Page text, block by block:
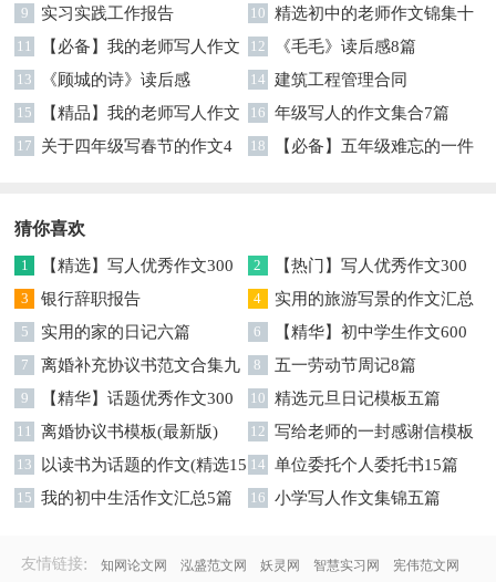
9 实习实践工作报告 10 精选初中的老师作文锦集十
篇
11
【必备】我的老师写人作文
集合八篇
12 《毛毛》读后感8篇
13 《顾城的诗》读后感 14 建筑工程管理合同
15
【精品】我的老师写人作文
集合5篇
16 年级写人的作文集合7篇
17
关于四年级写春节的作文4
18
【必备】五年级难忘的一件
猜你喜欢
1
【精选】写人优秀作文300
字集锦八篇
2
【热门】写人优秀作文300
字汇总8篇
3 银行辞职报告 4
实用的旅游写景的作文汇总
九篇
5 实用的家的日记六篇 6
【精华】初中学生作文600
字集合十篇
7
离婚补充协议书范文合集九
篇
8 五一劳动节周记8篇
9
【精华】话题优秀作文300
字集合9篇
10 精选元旦日记模板五篇
11 离婚协议书模板(最新版) 12 写给老师的一封感谢信模板
汇编9篇
13
以读书为话题的作文(精选15
篇)
14 单位委托个人委托书15篇
15 我的初中生活作文汇总5篇 16 小学写人作文集锦五篇
友情链接: 知网论文网 泓盛范文网 妖灵网 智慧实习网 宪伟范文网